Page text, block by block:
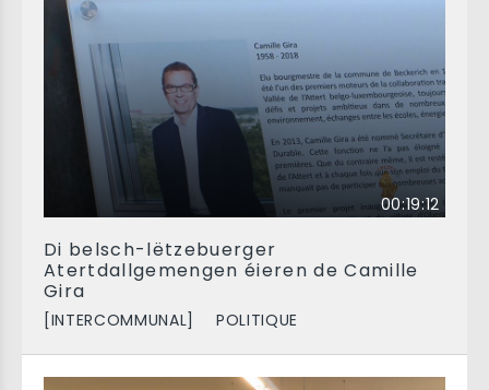
00:19:12
Di belsch-lëtzebuerger
Atertdallgemengen éieren de Camille
Gira
[INTERCOMMUNAL] POLITIQUE